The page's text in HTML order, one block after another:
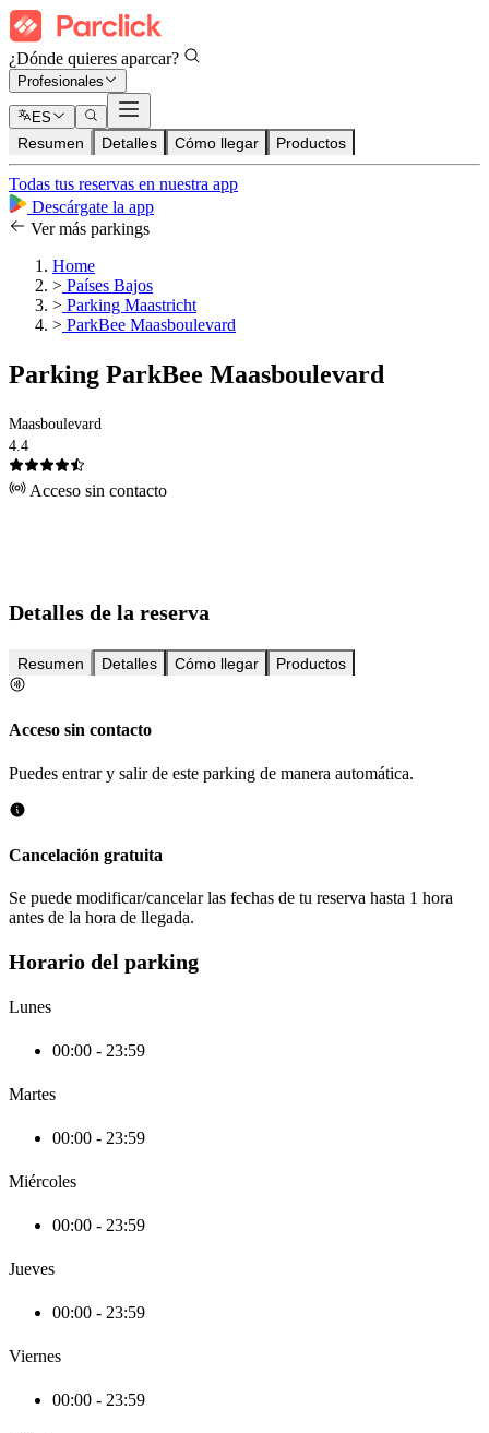
¿Dónde quieres aparcar?
Profesionales
ES
Resumen Detalles Cómo llegar Productos
Todas tus reservas en nuestra app
Descárgate la app
Ver más parkings
Home
> Países Bajos
> Parking Maastricht
> ParkBee Maasboulevard
Parking ParkBee Maasboulevard
Maasboulevard
4.4
Acceso sin contacto
Detalles de la reserva
Resumen Detalles Cómo llegar Productos
Acceso sin contacto
Puedes entrar y salir de este parking de manera automática.
Cancelación gratuita
Se puede modificar/cancelar las fechas de tu reserva hasta 1 hora
antes de la hora de llegada.
Horario del parking
Lunes
00:00 - 23:59
Martes
00:00 - 23:59
Miércoles
00:00 - 23:59
Jueves
00:00 - 23:59
Viernes
00:00 - 23:59